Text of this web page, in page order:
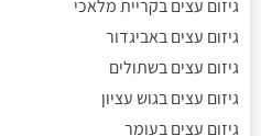
גיזום עצים בקריית מלאכי
גיזום עצים באביגדור
גיזום עצים בשתולים
גיזום עצים בגוש עציון
גיזום עצים בעומר